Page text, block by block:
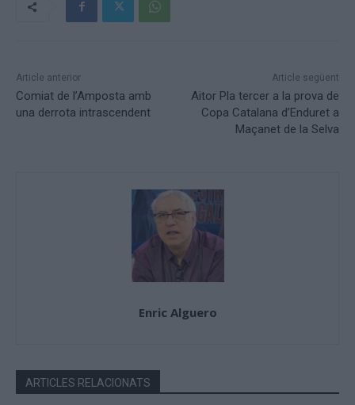
Article anterior
Comiat de l’Amposta amb
una derrota intrascendent
Article següent
Aitor Pla tercer a la prova de
Copa Catalana d’Enduret a
Maçanet de la Selva
Enric Alguero
ARTICLES RELACIONATS